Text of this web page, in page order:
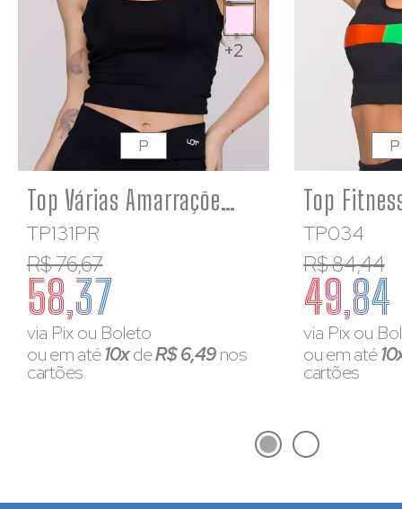
+2
Top Várias Amarrações Suplex Poliamida Premium Preto
TP131PR
R$ 76,67
58,37
via Pix ou Boleto
ou em até10xdeR$ 6,49nos
cartões
P
TP034
R$ 84,44
49,84
via Pix ou
ou em até
cartões
P